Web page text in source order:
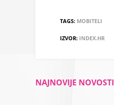
TAGS: MOBITELI
IZVOR: INDEX.HR
NAJNOVIJE NOVOSTI